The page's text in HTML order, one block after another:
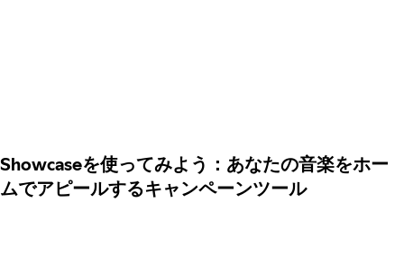
Showcaseを使ってみよう：あなたの音楽をホー
ムでアピールするキャンペーンツール